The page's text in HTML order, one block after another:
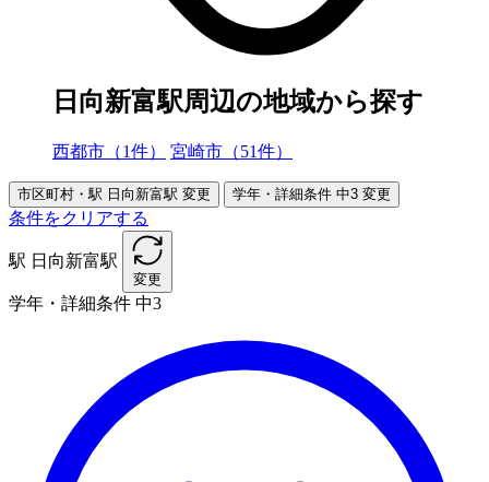
日向新富駅周辺の地域から探す
西都市（1件） 宮崎市（51件）
市区町村・駅 日向新富駅 変更 学年・詳細条件 中3 変更
条件をクリアする
駅 日向新富駅
変更
学年・詳細条件 中3